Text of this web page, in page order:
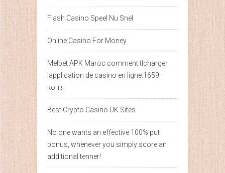
Flash Casino Speel Nu Snel
Online Casino For Money
Melbet APK Maroc comment tlcharger
lapplication de casino en ligne.1659 –
копія
Best Crypto Casino UK Sites
No one wants an effective 100% put
bonus, whenever you simply score an
additional tenner!